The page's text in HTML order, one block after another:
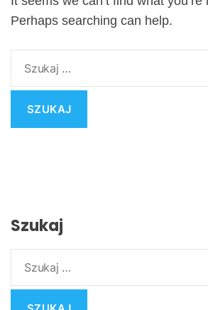
Perhaps searching can help.
u
a
Szukaj
u